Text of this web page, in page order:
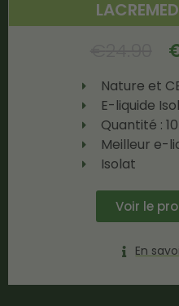
Nature et
E-liquide
Quantité :
Meilleur e-
Isolat
Voir le
En